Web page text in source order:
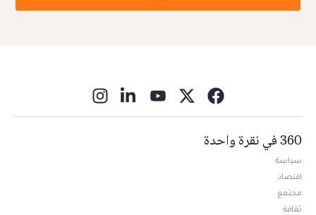
360 في نقرة واحدة
سياسة
اقتصاد
مجتمع
ثقافة